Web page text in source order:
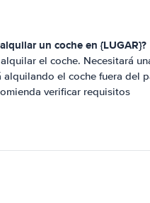
un coche en {LUGAR}?
el coche. Necesitará
el coche fuera del
verificar requisitos